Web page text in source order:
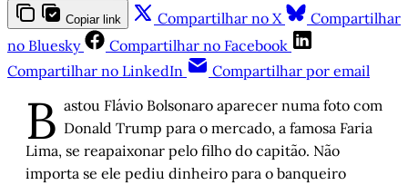
Copiar link Compartilhar no X
Compartilhar
no Bluesky
Compartilhar no Facebook
Compartilhar no LinkedIn
Compartilhar por email
B astou Flávio Bolsonaro aparecer numa foto com
Donald Trump para o mercado, a famosa Faria
Lima, se reapaixonar pelo filho do capitão. Não
importa se ele pediu dinheiro para o banqueiro